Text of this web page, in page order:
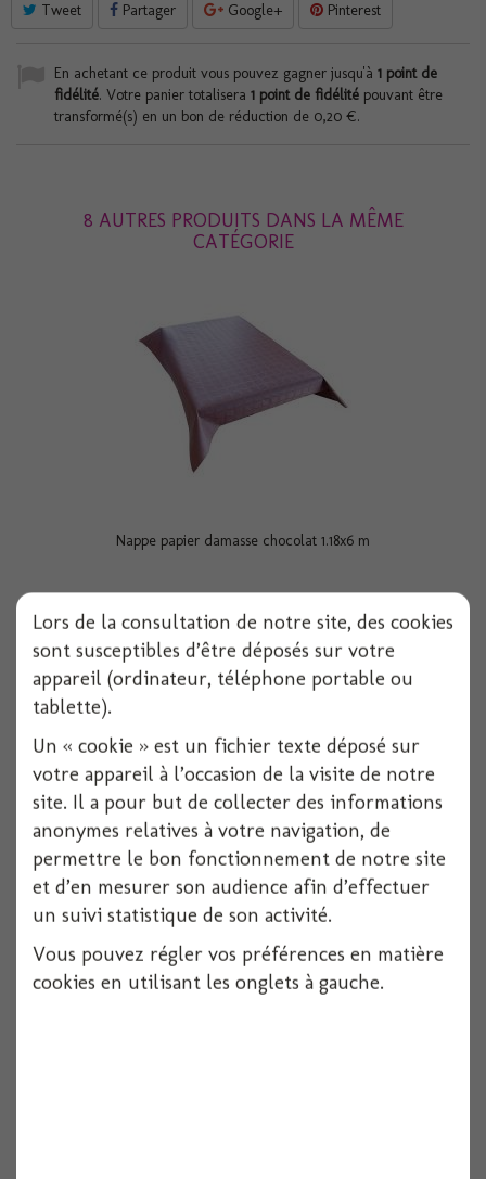
Tweet Partager Google+ Pinterest
En achetant ce produit vous pouvez gagner jusqu'à 1 point de
fidélité. Votre panier totalisera 1 point de fidélité pouvant être
transformé(s) en un bon de réduction de 0,20 €.
8 AUTRES PRODUITS DANS LA MÊME
CATÉGORIE
Nappe papier damasse chocolat 1.18x6 m
Voir
Nappe papier damasse chocolat 1.18x25 m
Lors de la consultation de notre site, des cookies
sont susceptibles d’être déposés sur votre
appareil (ordinateur, téléphone portable ou
tablette).
Un « cookie » est un fichier texte déposé sur
votre appareil à l’occasion de la visite de notre
site. Il a pour but de collecter des informations
anonymes relatives à votre navigation, de
permettre le bon fonctionnement de notre site
et d’en mesurer son audience afin d’effectuer
un suivi statistique de son activité.
Vous pouvez régler vos préférences en matière
cookies en utilisant les onglets à gauche.